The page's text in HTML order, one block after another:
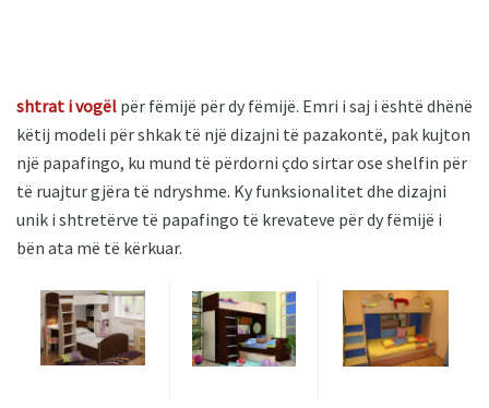
shtrat i vogël për fëmijë për dy fëmijë. Emri i saj i është dhënë
këtij modeli për shkak të një dizajni të pazakontë, pak kujton
një papafingo, ku mund të përdorni çdo sirtar ose shelfin për
të ruajtur gjëra të ndryshme. Ky funksionalitet dhe dizajni
unik i shtretërve të papafingo të krevateve për dy fëmijë i
bën ata më të kërkuar.